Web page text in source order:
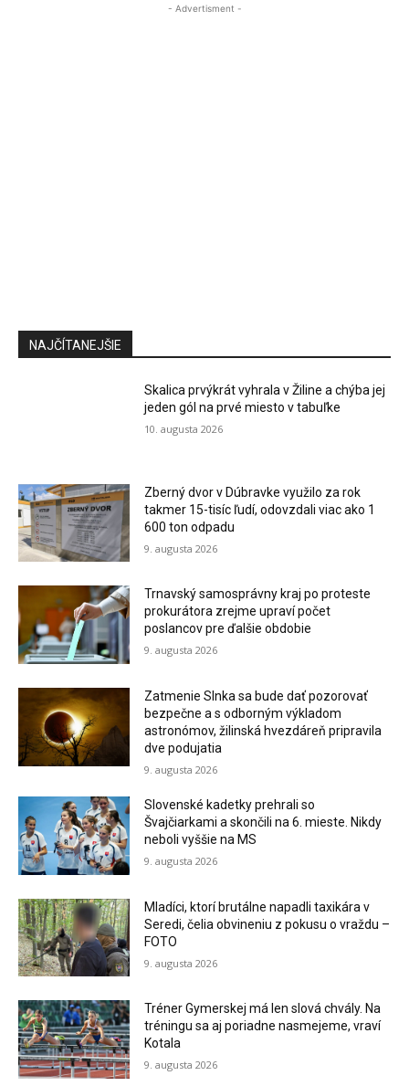
- Advertisment -
NAJČÍTANEJŠIE
Skalica prvýkrát vyhrala v Žiline a chýba jej
jeden gól na prvé miesto v tabuľke
10. augusta 2026
Zberný dvor v Dúbravke využilo za rok
takmer 15-tisíc ľudí, odovzdali viac ako 1
600 ton odpadu
9. augusta 2026
Trnavský samosprávny kraj po proteste
prokurátora zrejme upraví počet
poslancov pre ďalšie obdobie
9. augusta 2026
Zatmenie Slnka sa bude dať pozorovať
bezpečne a s odborným výkladom
astronómov, žilinská hvezdáreň pripravila
dve podujatia
9. augusta 2026
Slovenské kadetky prehrali so
Švajčiarkami a skončili na 6. mieste. Nikdy
neboli vyššie na MS
9. augusta 2026
Mladíci, ktorí brutálne napadli taxikára v
Seredi, čelia obvineniu z pokusu o vraždu –
FOTO
9. augusta 2026
Tréner Gymerskej má len slová chvály. Na
tréningu sa aj poriadne nasmejeme, vraví
Kotala
9. augusta 2026